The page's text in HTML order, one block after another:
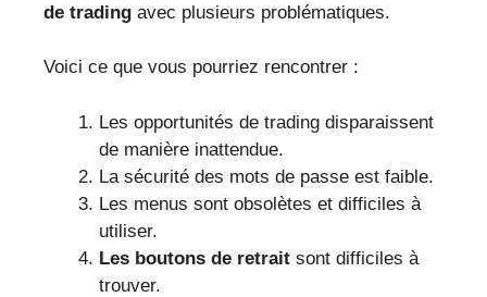
de trading avec plusieurs problématiques.
Voici ce que vous pourriez rencontrer :
Les opportunités de trading disparaissent
de manière inattendue.
La sécurité des mots de passe est faible.
Les menus sont obsolètes et difficiles à
utiliser.
Les boutons de retrait sont difficiles à
trouver.